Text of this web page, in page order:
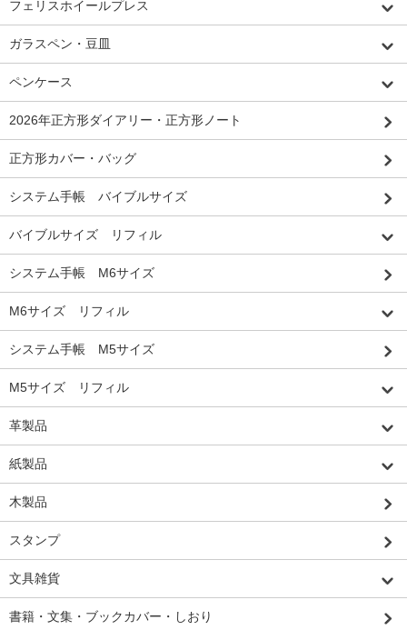
フェリスホイールプレス
ガラスペン・豆皿
ペンケース
2026年正方形ダイアリー・正方形ノート
正方形カバー・バッグ
システム手帳 バイブルサイズ
バイブルサイズ リフィル
システム手帳 M6サイズ
M6サイズ リフィル
システム手帳 M5サイズ
M5サイズ リフィル
革製品
紙製品
木製品
スタンプ
文具雑貨
書籍・文集・ブックカバー・しおり